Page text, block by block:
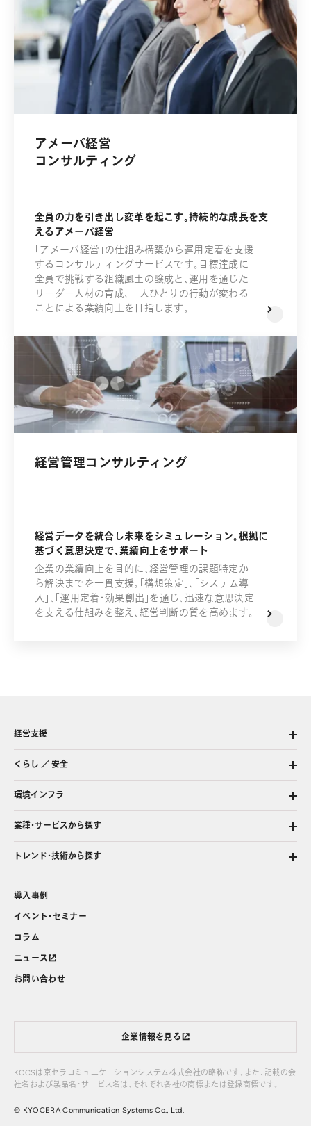
アメーバ経営
コンサルティング
全員の力を引き出し変革を起こす。持続的な成長を支
えるアメーバ経営
「アメーバ経営」の仕組み構築から運用定着を支援
するコンサルティングサービスです。目標達成に
全員で挑戦する組織風土の醸成と、運用を通じた
リーダー人材の育成、一人ひとりの行動が変わる
ことによる業績向上を目指します。
経営管理コンサルティング
経営データを統合し未来をシミュレーション。根拠に
基づく意思決定で、業績向上をサポート
企業の業績向上を目的に、経営管理の課題特定か
ら解決までを一貫支援。「構想策定」、「システム導
入」、「運用定着・効果創出」を通じ、迅速な意思決定
を支える仕組みを整え、経営判断の質を高めます。
経営支援
くらし ／ 安全
環境インフラ
業種・サービスから探す
トレンド・技術から探す
導入事例
イベント・セミナー
コラム
ニュース
お問い合わせ
企業情報を見る
KCCSは京セラコミュニケーションシステム株式会社の略称です。また、記載の会
社名および製品名・サービス名は、それぞれ各社の商標または登録商標です。
© KYOCERA Communication Systems Co., Ltd.